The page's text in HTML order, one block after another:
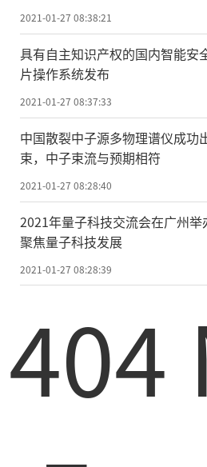
今年重庆的政府工作
江新区对外开放，既肯
新的要求。
重庆市委常委，两江
管委会主任段成刚表示，
位高远、任务明确、举措
战略性、指导性、针对性
步使我们增强了信心、
干劲。两江新区各级各
位、战略站位，提高把握
新发展理念、构建新发
列、乘势而上，推动新
门户和重庆智慧之城，努
引领区、高品质生活
2021-01-27 08:38:21
具有自主知识产权的国内智能安
片操作系统发布
2021-01-27 08:37:33
中国散裂中子源多物理谱仪成功
束，中子束流与预期相符
2021-01-27 08:28:40
2021年量子科技交流会在广州举
聚焦量子科技发展
2021-01-27 08:28:39
404